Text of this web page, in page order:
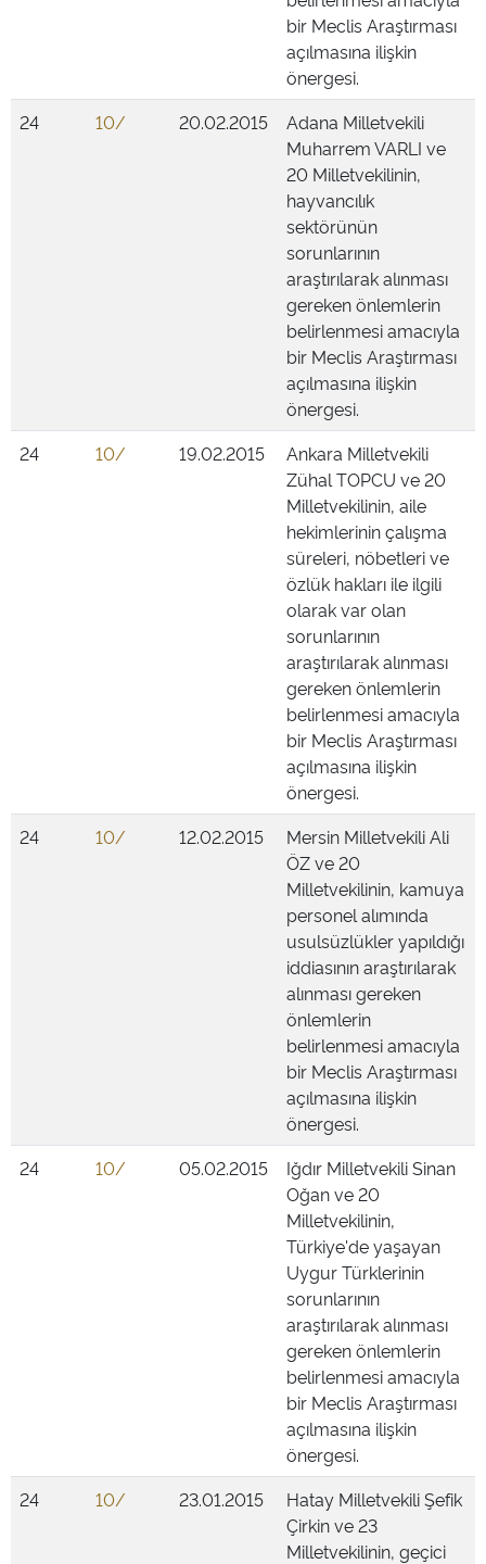
bir Meclis Araştırması
açılmasına ilişkin
önergesi.
24
10/ 20.02.2015
Adana Milletvekili
Muharrem VARLI ve
20 Milletvekilinin,
hayvancılık
sektörünün
sorunlarının
araştırılarak alınması
gereken önlemlerin
belirlenmesi amacıyla
bir Meclis Araştırması
açılmasına ilişkin
önergesi.
24
10/ 19.02.2015
Ankara Milletvekili
Zühal TOPCU ve 20
Milletvekilinin, aile
hekimlerinin çalışma
süreleri, nöbetleri ve
özlük hakları ile ilgili
olarak var olan
sorunlarının
araştırılarak alınması
gereken önlemlerin
belirlenmesi amacıyla
bir Meclis Araştırması
açılmasına ilişkin
önergesi.
24
10/ 12.02.2015
Mersin Milletvekili Ali
ÖZ ve 20
Milletvekilinin, kamuya
personel alımında
usulsüzlükler yapıldığı
iddiasının araştırılarak
alınması gereken
önlemlerin
belirlenmesi amacıyla
bir Meclis Araştırması
açılmasına ilişkin
önergesi.
24
10/ 05.02.2015
Iğdır Milletvekili Sinan
Oğan ve 20
Milletvekilinin,
Türkiye'de yaşayan
Uygur Türklerinin
sorunlarının
araştırılarak alınması
gereken önlemlerin
belirlenmesi amacıyla
bir Meclis Araştırması
açılmasına ilişkin
önergesi.
24
10/ 23.01.2015
Hatay Milletvekili Şefik
Çirkin ve 23
Milletvekilinin, geçici